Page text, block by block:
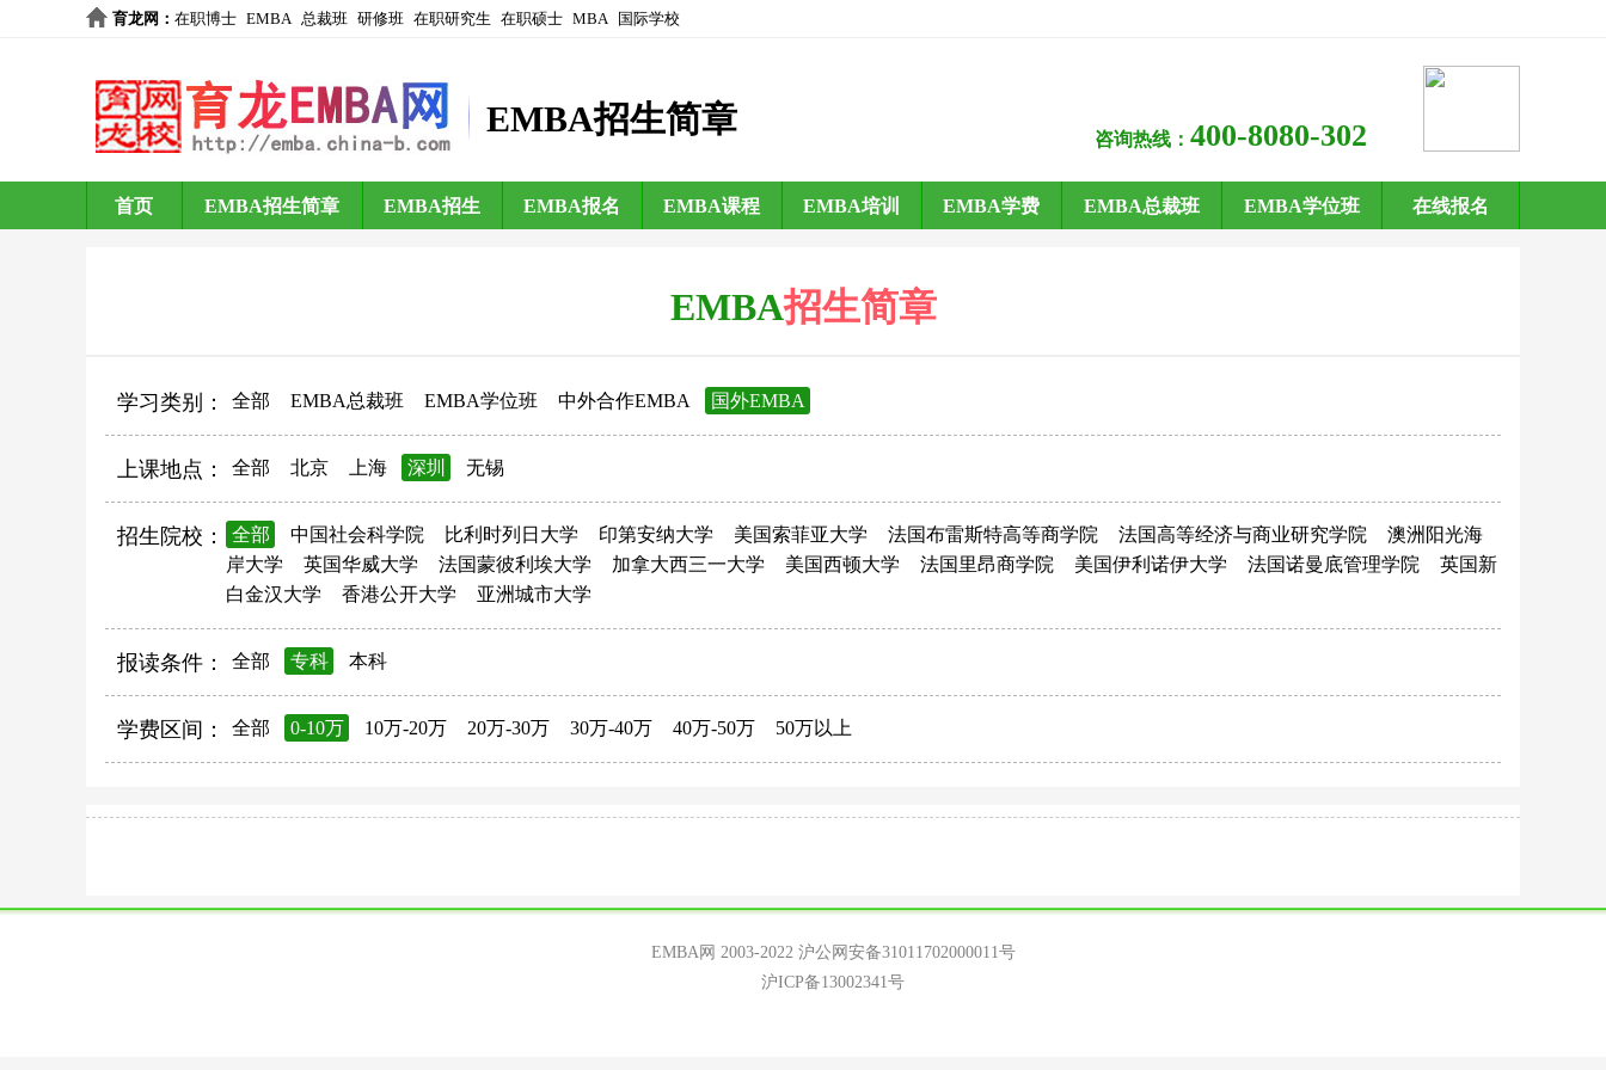
育龙网 ： 在职博士 EMBA 总裁班 研修班 在职研究生 在职硕士 MBA 国际学校
EMBA招生简章
咨询热线： 400-8080-302
首页 EMBA招生简章 EMBA招生 EMBA报名 EMBA课程 EMBA培训 EMBA学费 EMBA总裁班 EMBA学位班 在线报名
EMBA招生简章
学习类别： 全部 EMBA总裁班 EMBA学位班 中外合作EMBA 国外EMBA
上课地点： 全部 北京 上海 深圳 无锡
招生院校： 全部 中国社会科学院 比利时列日大学 印第安纳大学 美国索菲亚大学 法国布雷斯特高等商学院 法国高等经济与商业研究学院
澳洲阳光海
岸大学
英国华威大学 法国蒙彼利埃大学 加拿大西三一大学 美国西顿大学 法国里昂商学院 美国伊利诺伊大学 法国诺曼底管理学院
英国新
白金汉大学
香港公开大学 亚洲城市大学
报读条件： 全部 专科 本科
学费区间： 全部 0-10万 10万-20万 20万-30万 30万-40万 40万-50万 50万以上
EMBA网 2003-2022 沪公网安备31011702000011号
沪ICP备13002341号